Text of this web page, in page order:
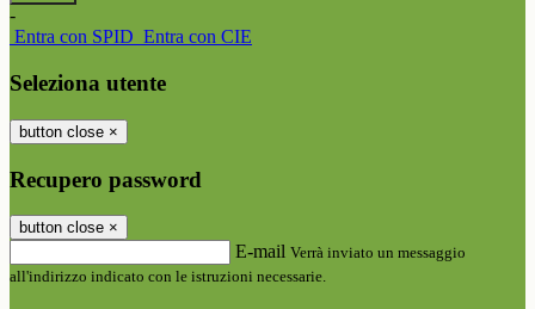
-
Entra con SPID Entra con CIE
Seleziona utente
button close ×
Recupero password
button close ×
E-mail Verrà inviato un messaggio
all'indirizzo indicato con le istruzioni necessarie.